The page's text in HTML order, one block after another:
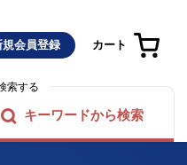
規会員登録 カート
索する
キーワードから検索